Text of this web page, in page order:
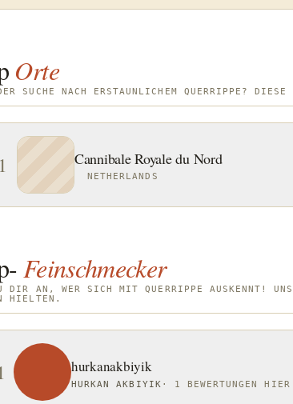
Orte
SUCHE NACH ERSTAUNLICHEM QUERRIPPE?
1 Cannibale Royale du Nord
NETHERLANDS
Feinschmecker
DIR AN, WER SICH MIT QUERRIPPE AUSKENNT!
HIELTEN.
hurkanakbiyik
HURKAN AKBIYIK · 1 BEWERTUNGEN HIER